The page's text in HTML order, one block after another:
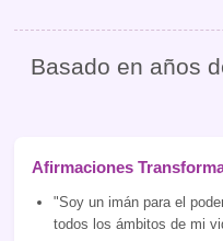
Basado en años
Afirmaciones
"Soy un imán para el
todos los ámbitos de mi